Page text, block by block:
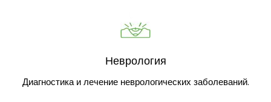
Неврология
Диагностика и лечение неврологических заболеваний.